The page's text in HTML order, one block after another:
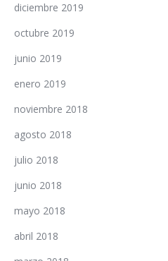
diciembre 2019
octubre 2019
junio 2019
enero 2019
noviembre 2018
agosto 2018
julio 2018
junio 2018
mayo 2018
abril 2018